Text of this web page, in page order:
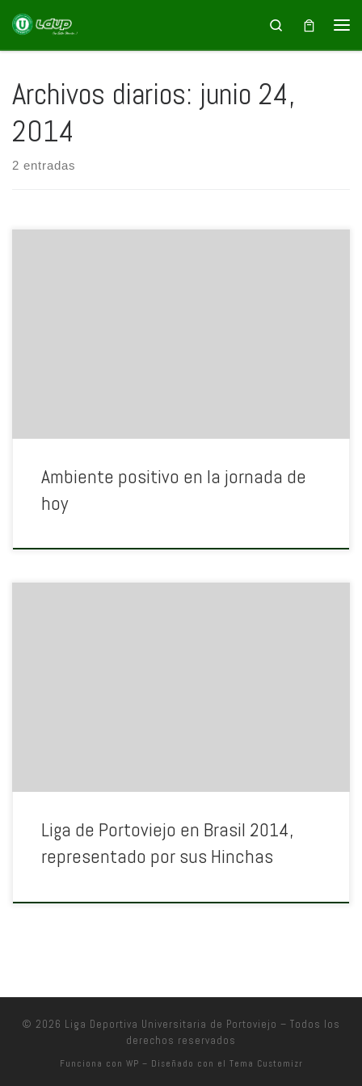
Saltar al contenido Search
Archivos diarios: junio 24,
2014
2 entradas
Ambiente positivo en la jornada de
hoy
Liga de Portoviejo en Brasil 2014,
representado por sus Hinchas
© 2026 Liga Deportiva Universitaria de Portoviejo – Todos los
derechos reservados
Funciona con WP – Diseñado con el Tema Customizr